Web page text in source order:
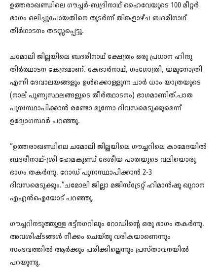
ഉത്തരാഖണ്ഡിലെ ഗൗച്ചർ-ബദ്രിനാഥ് ഹൈവേയുടെ 100 മീറ്റർ
ഭാഗം ഒലിച്ചുപോയതിനെ തുടർന്ന് തിങ്കളാഴ്ച ബദരീനാഥ്
തീർഥാടനം തടസ്സപ്പെട്ടു.
ചമോലി ജില്ലയിലെ ബദരീനാഥ് ക്ഷേത്രം ഒരു പ്രധാന ഹിന്ദു
തീർത്ഥാടന കേന്ദ്രമാണ്. കേദാർനാഥ്, ഗംഗോത്രി, യമുനോത്രി
എന്നീ ദേവാലയങ്ങളും ഉൾക്കൊള്ളുന്ന ചാർ ധാം യാത്രയുടെ
(നാല് പുണ്യസ്ഥലങ്ങളുടെ തീർത്ഥാടനം) ഭാഗമാണിത്.പാത
പുനഃസ്ഥാപിക്കാൻ രണ്ടോ മൂന്നോ ദിവസമെടുക്കുമെന്ന്
ഉദ്യോഗസ്ഥർ പറഞ്ഞു.
“ഉത്തരാഖണ്ഡിലെ ചമോലി ജില്ലയിലെ ഗൗച്ചറിലെ കാമേദയിൽ
ബദരീനാഥ്-ശ്രീ ഹേമകുണ്ഡ് ദേശീയ പാതയുടെ വലിയൊരു
ഭാഗം തകർന്നു. റോഡ് പുനഃസ്ഥാപിക്കാൻ 2-3
ദിവസമെടുക്കും.”ചമോലി ജില്ലാ മജിസ്‌ട്രേറ്റ് ഹിമാൻഷു ഖുറാന
എഎൻഐയോട് പറഞ്ഞു.
ഗൗച്ചറിനടുത്തുള്ള ഭട്ട്‌നഗറിലും റോഡിന്റെ ഒരു ഭാഗം തകർന്നു.
അവശിഷ്ടങ്ങൾ നീക്കം ചെയ്തു വരികയാണെന്നും
സംഭവത്തിൽ ആർക്കും പരിക്കില്ലെന്നും പ്രസ്താവനയിൽ
പറയുന്നു.